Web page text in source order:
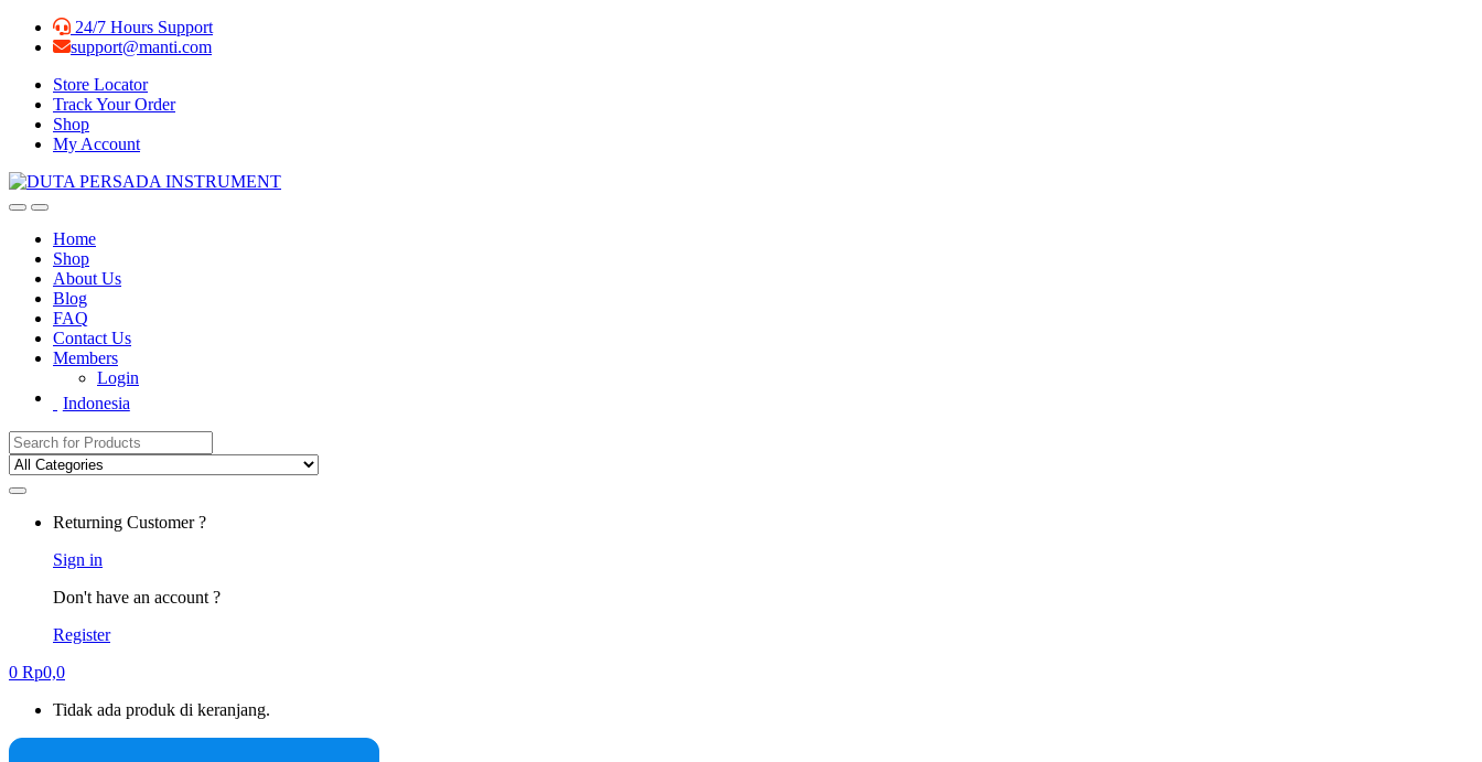
Skip
Skip
24/7 Hours Support
support@manti.com
Store Locator
Track Your Order
Shop
My Account
Home
Shop
About Us
Blog
FAQ
Contact Us
Members
Login
Indonesia
Search for:
Returning Customer ?
Sign in
Don't have an account ?
Register
0 Rp0,0
Tidak ada produk di keranjang.